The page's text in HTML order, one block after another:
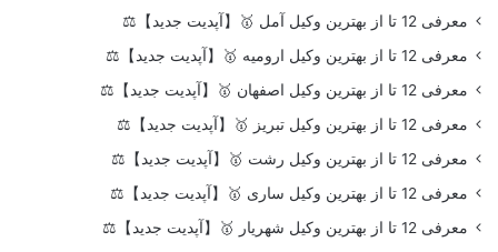
معرفی 12 تا از بهترین وکیل آمل 🥇【آپدیت جدید】⚖️
معرفی 12 تا از بهترین وکیل ارومیه 🥇【آپدیت جدید】⚖️
معرفی 12 تا از بهترین وکیل اصفهان 🥇【آپدیت جدید】⚖️
معرفی 12 تا از بهترین وکیل تبریز 🥇【آپدیت جدید】⚖️
معرفی 12 تا از بهترین وکیل رشت 🥇【آپدیت جدید】⚖️
معرفی 12 تا از بهترین وکیل ساری 🥇【آپدیت جدید】⚖️
معرفی 12 تا از بهترین وکیل شهریار 🥇【آپدیت جدید】⚖️